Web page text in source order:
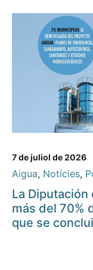
7 de juliol de 2026
Aigua, Notícies,
La
más del 70%
que se